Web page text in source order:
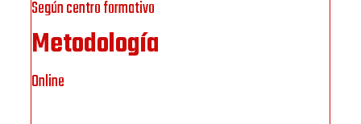
Según centro formativo
Metodología
Online